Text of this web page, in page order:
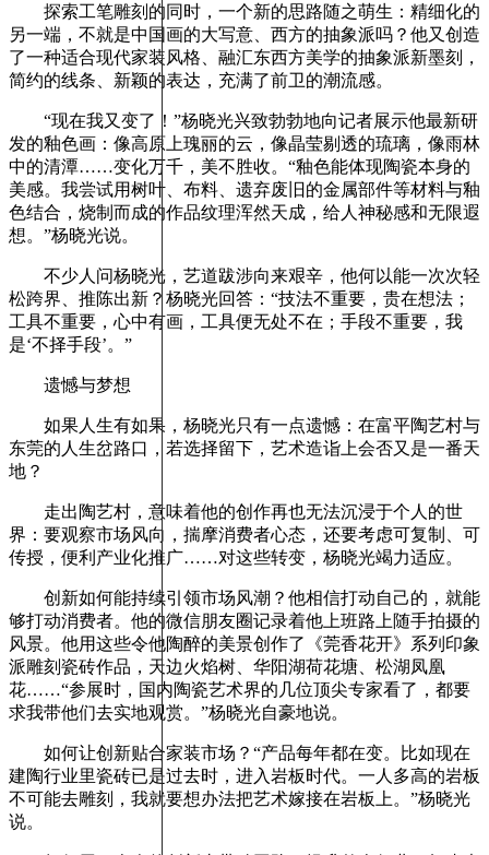
探索工笔雕刻的同时，一个新的思路随之萌生：精细化的
另一端，不就是中国画的大写意、西方的抽象派吗？他又创造
了一种适合现代家装风格、融汇东西方美学的抽象派新墨刻，
简约的线条、新颖的表达，充满了前卫的潮流感。
“现在我又变了！”杨晓光兴致勃勃地向记者展示他最新研
发的釉色画：像高原上瑰丽的云，像晶莹剔透的琉璃，像雨林
中的清潭……变化万千，美不胜收。“釉色能体现陶瓷本身的
美感。我尝试用树叶、布料、遗弃废旧的金属部件等材料与釉
色结合，烧制而成的作品纹理浑然天成，给人神秘感和无限遐
想。”杨晓光说。
不少人问杨晓光，艺道跋涉向来艰辛，他何以能一次次轻
松跨界、推陈出新？杨晓光回答：“技法不重要，贵在想法；
工具不重要，心中有画，工具便无处不在；手段不重要，我
是‘不择手段’。”
遗憾与梦想
如果人生有如果，杨晓光只有一点遗憾：在富平陶艺村与
东莞的人生岔路口，若选择留下，艺术造诣上会否又是一番天
地？
走出陶艺村，意味着他的创作再也无法沉浸于个人的世
界：要观察市场风向，揣摩消费者心态，还要考虑可复制、可
传授，便利产业化推广……对这些转变，杨晓光竭力适应。
创新如何能持续引领市场风潮？他相信打动自己的，就能
够打动消费者。他的微信朋友圈记录着他上班路上随手拍摄的
风景。他用这些令他陶醉的美景创作了《莞香花开》系列印象
派雕刻瓷砖作品，天边火焰树、华阳湖荷花塘、松湖凤凰
花……“参展时，国内陶瓷艺术界的几位顶尖专家看了，都要
求我带他们去实地观赏。”杨晓光自豪地说。
如何让创新贴合家装市场？“产品每年都在变。比如现在
建陶行业里瓷砖已是过去时，进入岩板时代。一人多高的岩板
不可能去雕刻，我就要想办法把艺术嫁接在岩板上。”杨晓光
说。